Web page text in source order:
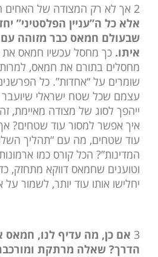
2 אך לא רק המצודה של האחים המוסלמים קורסת,
אלא כל ה”עניין הפלסטיני”
שבעולם חמאס כבר מזוהה עם
איתו. כך מחסל עכשיו חמאס את
מחסלים בתורם את חמאס,
שומרים על “אחדות”. כל
עצמם שכל שטח ישראלי שיועבר
ייהפך לסוג של מצודה מאיימת,
איך אפשר למסור עוד שטחים?
עוד שטחים, מה עם “תהליך
המדינות”? הכל קורס כמו
וטוענים שחמאס דווקא מתחזק,
יחלישו אותו עוד יותר, לשמור על
3 אם כן, מה עדיף לנו, חמאס
הדרך? שאלה מרתקת